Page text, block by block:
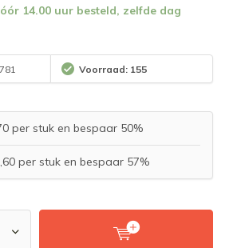
14.00 uur besteld, zelfde dag
Voorraad: 155
per stuk en bespaar 50%
per stuk en bespaar 57%